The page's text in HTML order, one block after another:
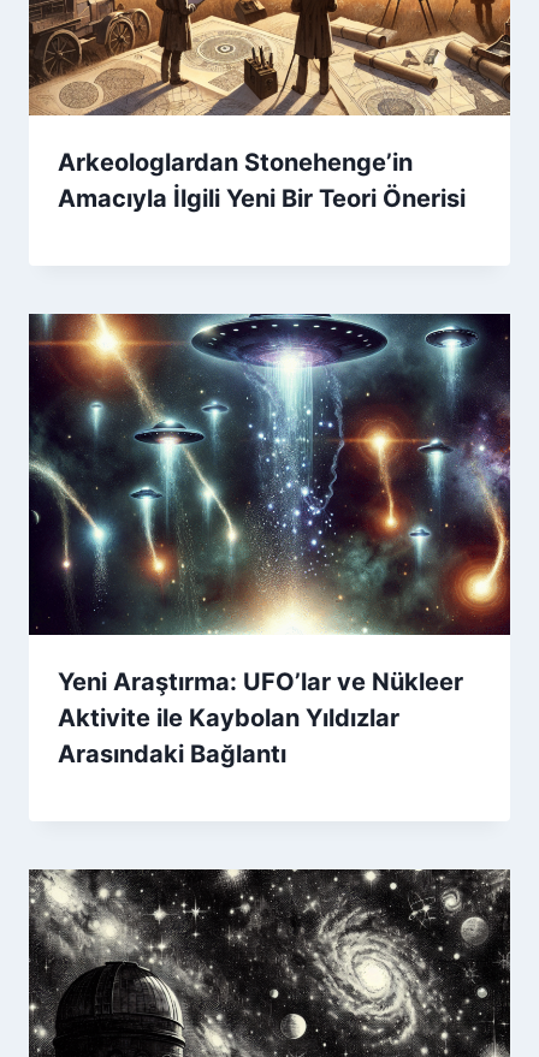
Arkeologlardan Stonehenge’in
Amacıyla İlgili Yeni Bir Teori Önerisi
Yeni Araştırma: UFO’lar ve Nükleer
Aktivite ile Kaybolan Yıldızlar
Arasındaki Bağlantı